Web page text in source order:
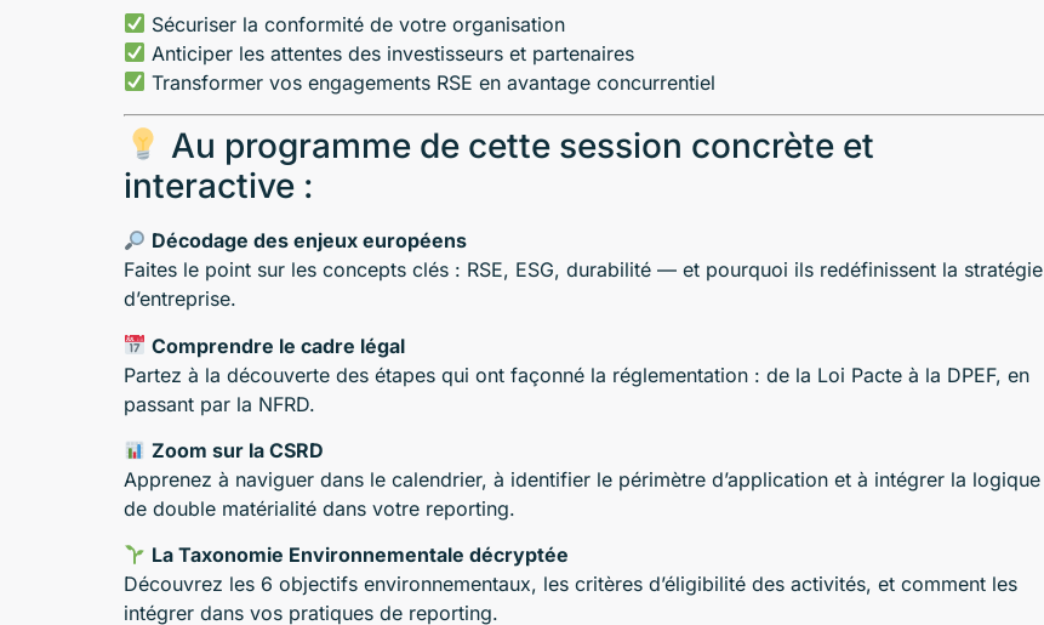
Sécuriser la conformité de votre organisation
Anticiper les attentes des investisseurs et partenaires
Transformer vos engagements RSE en avantage concurrentiel
Au programme de cette session concrète et
interactive :
Décodage des enjeux européens
Faites le point sur les concepts clés : RSE, ESG, durabilité — et pourquoi ils redéfinissent la stratégie
d’entreprise.
Comprendre le cadre légal
Partez à la découverte des étapes qui ont façonné la réglementation : de la Loi Pacte à la DPEF, en
passant par la NFRD.
Zoom sur la CSRD
Apprenez à naviguer dans le calendrier, à identifier le périmètre d’application et à intégrer la logique
de double matérialité dans votre reporting.
La Taxonomie Environnementale décryptée
Découvrez les 6 objectifs environnementaux, les critères d’éligibilité des activités, et comment les
intégrer dans vos pratiques de reporting.